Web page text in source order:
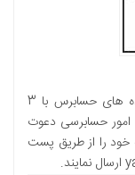
موسسه حسابرسی آرمان پژوهان محاسب در رده های حسابرس با 3
سال سابقه برای امور حسابرسی دعوت
خود را از طریق پست